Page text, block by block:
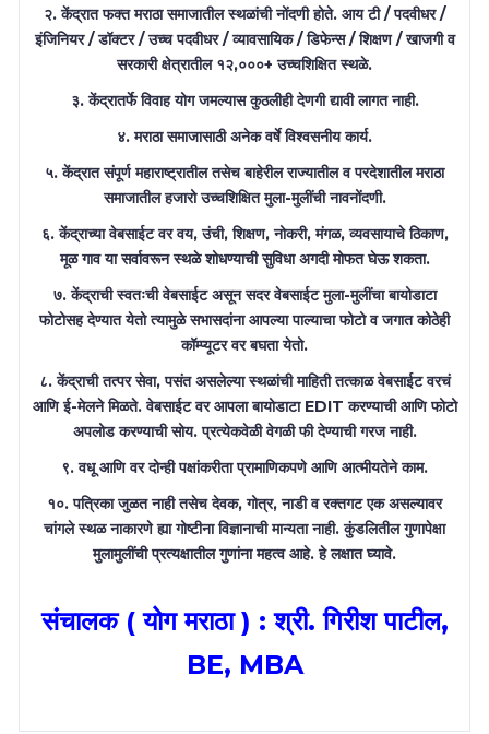
२. केंद्रात फक्त मराठा समाजातील स्थळांची नोंदणी होते. आय टी / पदवीधर /
इंजिनियर / डॉक्टर / उच्च पदवीधर / व्यावसायिक / डिफेन्स / शिक्षण / खाजगी व
सरकारी क्षेत्रातील १२,०००+ उच्चशिक्षित स्थळे.
३. केंद्रातर्फे विवाह योग जमल्यास कुठलीही देणगी द्यावी लागत नाही.
४. मराठा समाजासाठी अनेक वर्षे विश्वसनीय कार्य.
५. केंद्रात संपूर्ण महाराष्ट्रातील तसेच बाहेरील राज्यातील व परदेशातील मराठा
समाजातील हजारो उच्चशिक्षित मुला-मुलींची नावनोंदणी.
६. केंद्राच्या वेबसाईट वर वय, उंची, शिक्षण, नोकरी, मंगळ, व्यवसायाचे ठिकाण,
मूळ गाव या सर्वावरून स्थळे शोधण्याची सुविधा अगदी मोफत घेऊ शकता.
७. केंद्राची स्वतःची वेबसाईट असून सदर वेबसाईट मुला-मुलींचा बायोडाटा
फोटोसह देण्यात येतो त्यामुळे सभासदांना आपल्या पाल्याचा फोटो व जगात कोठेही
कॉम्प्यूटर वर बघता येतो.
८. केंद्राची तत्पर सेवा, पसंत असलेल्या स्थळांची माहिती तत्काळ वेबसाईट वरचं
आणि ई-मेलने मिळते. वेबसाईट वर आपला बायोडाटा EDIT करण्याची आणि फोटो
अपलोड करण्याची सोय. प्रत्येकवेळी वेगळी फी देण्याची गरज नाही.
९. वधू आणि वर दोन्ही पक्षांकरीता प्रामाणिकपणे आणि आत्मीयतेने काम.
१०. पत्रिका जुळत नाही तसेच देवक, गोत्र, नाडी व रक्तगट एक असल्यावर
चांगले स्थळ नाकारणे ह्या गोष्टीना विज्ञानाची मान्यता नाही. कुंडलितील गुणापेक्षा
मुलामुलींची प्रत्यक्षातील गुणांना महत्व आहे. हे लक्षात घ्यावे.
संचालक ( योग मराठा ) : श्री. गिरीश पाटील,
BE, MBA